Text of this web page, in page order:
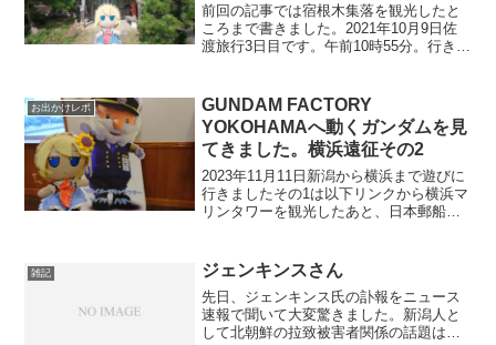
前回の記事では宿根木集落を観光したと
ころまで書きました。2021年10月9日佐
渡旅行3日目です。午前10時55分。行き当
内所で配布していたリーフレットを見て
行く場所を決...
お出かけレポ
GUNDAM FACTORY
YOKOHAMAへ動くガンダムを見
てきました。横浜遠征その2
2023年11月11日新潟から横浜まで遊びに
行きましたその1は以下リンクから横浜マ
リンタワーを観光したあと、日本郵船氷
真は見学後に撮影しましたが、ライトア
ッ...
雑記 ジェンキンスさん
先日、ジェンキンス氏の訃報をニュース
速報で聞いて大変驚きました。新潟人と
して北朝鮮の拉致被害者関係の話題は注